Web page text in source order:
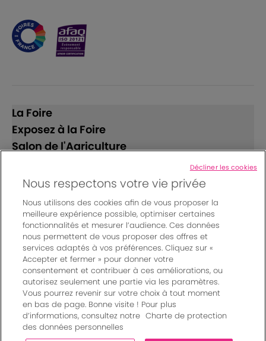
La Foire
Exposez à la Foire
Salon de l'Agriculture
Suivez-nous
© Bordeaux Events And More | Rue Jean Samazeuilh - CS
20088 - 33070 Bordeaux cedex - France
Mentions légales|
Règlement général des manifestations
Un événement organisé par Bordeaux Events And More
Charte de protection des données personnelles
Nous respectons votre vie privée
Nous utilisons des cookies afin de vous proposer la
meilleure expérience possible, optimiser certaines
fonctionnalités et mesurer l’audience. Ces données
nous permettent de vous proposer des offres et
services adaptés à vos préférences. Cliquez sur «
Accepter et fermer » pour donner votre
consentement et contribuer à ces améliorations, ou
autorisez seulement une partie via les paramètres.
Vous pourrez revenir sur votre choix à tout moment
en bas de page. Bonne visite ! Pour plus
d’informations, consultez notre Charte de protection
des données personnelles
Décliner les cookies